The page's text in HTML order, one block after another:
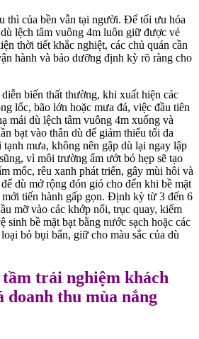
thì của bền vẫn tại người. Để tối ưu hóa
lệch tâm vuông 4m luôn giữ được vẻ
thời tiết khắc nghiệt, các chủ quán cần
hành và bảo dưỡng định kỳ rõ ràng cho
biến thất thường, khi xuất hiện các
lốc, bão lớn hoặc mưa đá, việc đầu tiên
mái dù lệch tâm vuông 4m xuống và
bạt vào thân dù để giảm thiểu tối đa
mưa, không nên gập dù lại ngay lập
vì môi trường ẩm ướt bó hẹp sẽ tạo
mốc, rêu xanh phát triển, gây mùi hôi và
dù mở rộng đón gió cho đến khi bề mặt
tiến hành gấp gọn. Định kỳ từ 3 đến 6
mỡ vào các khớp nối, trục quay, kiểm
sinh bề mặt bạt bằng nước sạch hoặc các
bỏ bụi bẩn, giữ cho màu sắc của dù
trải nghiệm khách
doanh thu mùa nắng